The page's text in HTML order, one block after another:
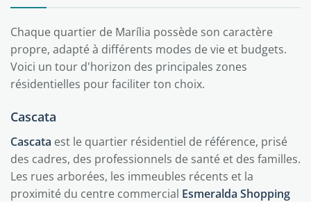
Chaque quartier de Marília possède son caractère
propre, adapté à différents modes de vie et budgets.
Voici un tour d'horizon des principales zones
résidentielles pour faciliter ton choix.
Cascata
Cascata est le quartier résidentiel de référence, prisé
des cadres, des professionnels de santé et des familles.
Les rues arborées, les immeubles récents et la
proximité du centre commercial Esmeralda Shopping